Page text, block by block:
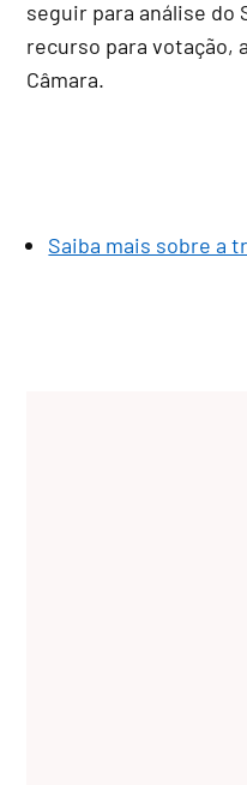
seguir para análise do
recurso para votação,
Câmara.
Saiba mais sobre a